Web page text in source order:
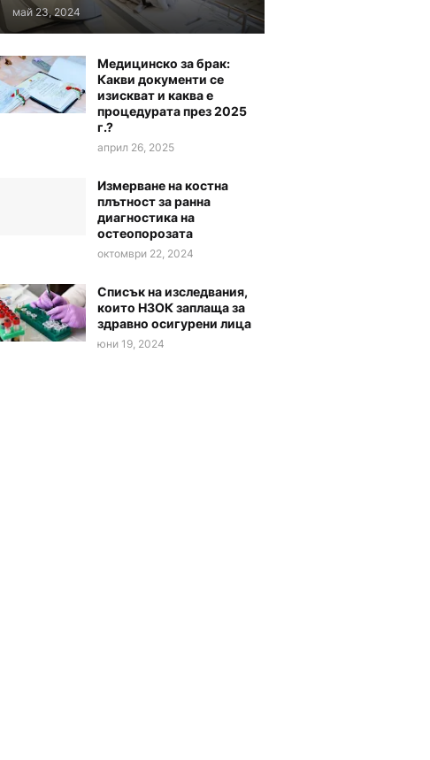
май 23, 2024
Медицинско за брак:
Какви документи се
изискват и каква е
процедурата през 2025
г.?
април 26, 2025
Измерване на костна
плътност за ранна
диагностика на
остеопорозата
октомври 22, 2024
Списък на изследвания,
които НЗОК заплаща за
здравно осигурени лица
юни 19, 2024